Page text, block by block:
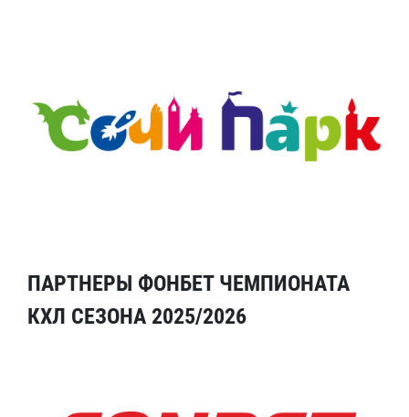
ПАРТНЕРЫ ФОНБЕТ ЧЕМПИОНАТА
КХЛ СЕЗОНА 2025/2026